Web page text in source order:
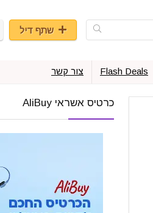
שתף דיל
Flash Deals צור קשר
כרטיס אשראי AliBuy